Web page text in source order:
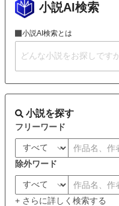
小説AI検索
小説AI検索とは
小説を探す
フリーワード
除外ワード
+ さらに詳しく検索する